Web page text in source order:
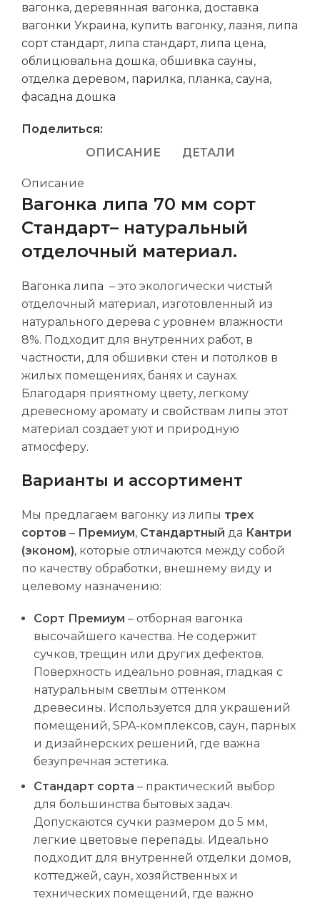
вагонка, деревянная вагонка, доставка
вагонки Украина, купить вагонку, лазня, липа
сорт стандарт, липа стандарт, липа цена,
облицювальна дошка, обшивка сауны,
отделка деревом, парилка, планка, сауна,
фасадна дошка
Поделиться:
ОПИСАНИЕ
ДЕТАЛИ
Описание
Вагонка липа 70 мм сорт
Стандарт– натуральный
отделочный материал.
Вагонка липа – это экологически чистый
отделочный материал, изготовленный из
натурального дерева с уровнем влажности
8%. Подходит для внутренних работ, в
частности, для обшивки стен и потолков в
жилых помещениях, банях и саунах.
Благодаря приятному цвету, легкому
древесному аромату и свойствам липы этот
материал создает уют и природную
атмосферу.
Варианты и ассортимент
Мы предлагаем вагонку из липы трех
сортов – Премиум, Стандартный да Кантри
(эконом), которые отличаются между собой
по качеству обработки, внешнему виду и
целевому назначению:
Сорт Премиум – отборная вагонка
высочайшего качества. Не содержит
сучков, трещин или других дефектов.
Поверхность идеально ровная, гладкая с
натуральным светлым оттенком
древесины. Используется для украшений
помещений, SPA-комплексов, саун, парных
и дизайнерских решений, где важна
безупречная эстетика.
Стандарт сорта – практический выбор
для большинства бытовых задач.
Допускаются сучки размером до 5 мм,
легкие цветовые перепады. Идеально
подходит для внутренней отделки домов,
коттеджей, саун, хозяйственных и
технических помещений, где важно